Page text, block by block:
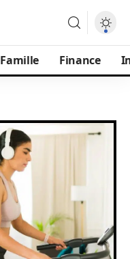
Famille Finance